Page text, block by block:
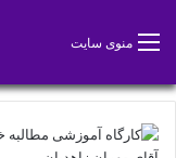
منوی سایت